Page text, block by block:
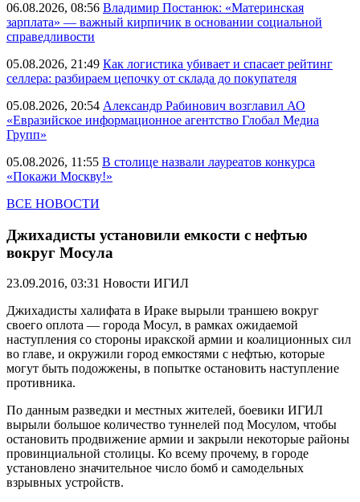
06.08.2026, 08:56 Владимир Постанюк: «Материнская
зарплата» — важный кирпичик в основании социальной
справедливости
05.08.2026, 21:49 Как логистика убивает и спасает рейтинг
селлера: разбираем цепочку от склада до покупателя
05.08.2026, 20:54 Александр Рабинович возглавил АО
«Евразийское информационное агентство Глобал Медиа
Групп»
05.08.2026, 11:55 В столице назвали лауреатов конкурса
«Покажи Москву!»
ВСЕ НОВОСТИ
Джихадисты установили емкости с нефтью
вокруг Мосула
23.09.2016, 03:31 Новости ИГИЛ
Джихадисты халифата в Ираке вырыли траншею вокруг
своего оплота — города Мосул, в рамках ожидаемой
наступления со стороны иракской армии и коалиционных сил
во главе, и окружили город емкостями с нефтью, которые
могут быть подожжены, в попытке остановить наступление
противника.
По данным разведки и местных жителей, боевики ИГИЛ
вырыли большое количество туннелей под Мосулом, чтобы
остановить продвижение армии и закрыли некоторые районы
провинциальной столицы. Ко всему прочему, в городе
установлено значительное число бомб и самодельных
взрывных устройств.